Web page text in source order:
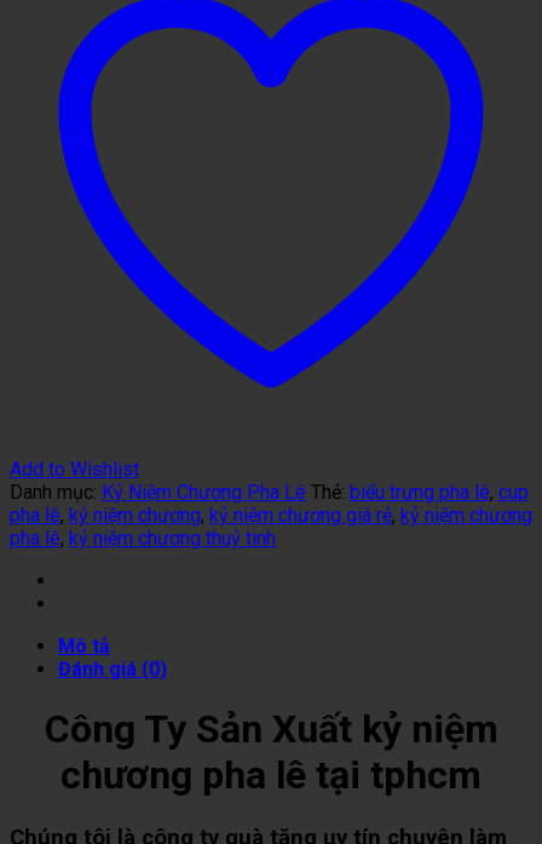
Add to Wishlist
Danh mục: Kỷ Niệm Chương Pha Lê Thẻ: biểu trưng pha lê, cup
pha lê, kỷ niệm chương, kỷ niệm chương giá rẻ, kỷ niệm chương
pha lê, kỷ niệm chương thuỷ tinh
Mô tả
Đánh giá (0)
Công Ty Sản Xuất kỷ niệm
chương pha lê tại tphcm
Chúng tôi là công ty quà tặng uy tín chuyên làm